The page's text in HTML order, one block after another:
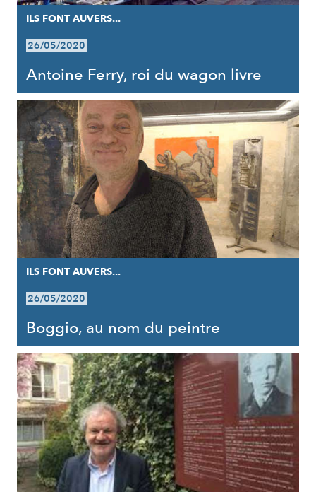
ILS FONT AUVERS...
26/05/2020
Antoine Ferry, roi du wagon livre
ILS FONT AUVERS...
26/05/2020
Boggio, au nom du peintre